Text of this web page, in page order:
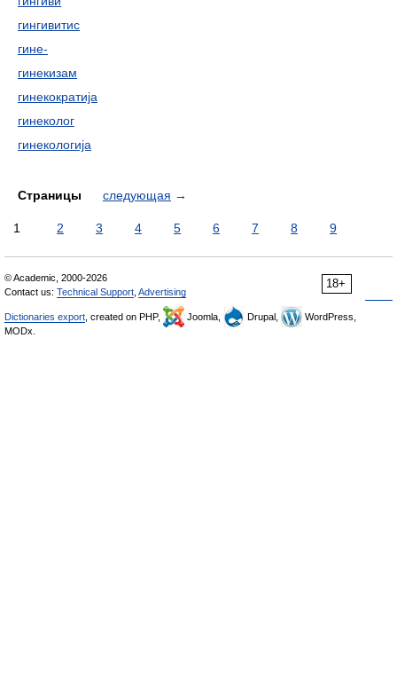
гингивитис
гине-
гинекизам
гинекократија
гинеколог
гинекологија
Страницы следующая →
1 2 3 4 5 6 7 8 9
18+
© Academic, 2000-2026
Contact us: Technical Support Advertising
Dictionaries export , created on PHP, Joomla, Drupal,
WordPress,
MODx.